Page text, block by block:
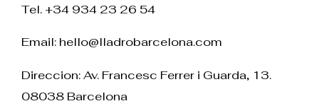
Tel. +34 934 23 26 54
Email: hello@lladrobarcelona.com
Direccion: Av. Francesc Ferrer i Guarda, 13.
08038 Barcelona